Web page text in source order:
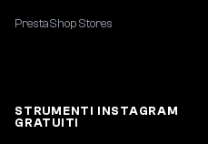
PrestaShop Stores
STRUMENTI INSTAGRAM
GRATUITI